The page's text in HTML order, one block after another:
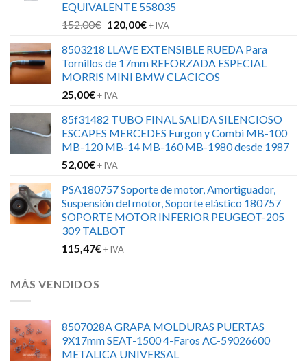
EQUIVALENTE 558035
152,00€ El
original
era:
152,00€.
120,00€El
actual
es:
120,00€.
+ IVA
8503218 LLAVE EXTENSIBLE RUEDA Para
Tornillos de 17mm REFORZADA ESPECIAL
MORRIS MINI BMW CLACICOS
25,00€+ IVA
85f31482 TUBO FINAL SALIDA SILENCIOSO
ESCAPES MERCEDES Furgon y Combi MB-100
MB-120 MB-14 MB-160 MB-1980 desde 1987
52,00€+ IVA
PSA180757 Soporte de motor, Amortiguador,
Suspensión del motor, Soporte elástico 180757
SOPORTE MOTOR INFERIOR PEUGEOT-205
309 TALBOT
115,47€+ IVA
MÁS VENDIDOS
8507028A GRAPA MOLDURAS PUERTAS
9X17mm SEAT-1500 4-Faros AC-59026600
METALICA UNIVERSAL